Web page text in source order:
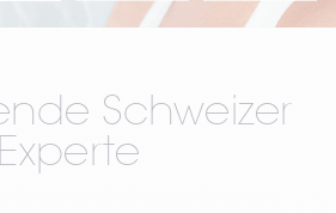
Schweizer
Experte